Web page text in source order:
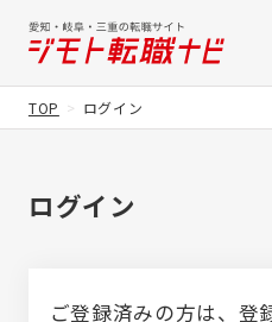
TOP ログイン
ログイン
ご登録済みの方は、登